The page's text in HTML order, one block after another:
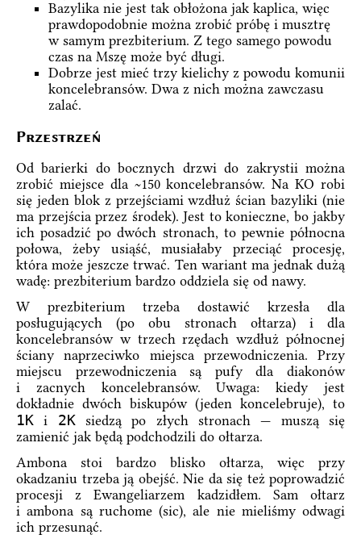
Bazylika nie jest tak obłożona jak kaplica, więc
prawdopodobnie można zrobić próbę i musztrę
w samym prezbiterium. Z tego samego powodu
czas na Mszę może być długi.
Dobrze jest mieć trzy kielichy z powodu komunii
koncelebransów. Dwa z nich można zawczasu
zalać.
Przestrzeń
Od barierki do bocznych drzwi do zakrystii można
zrobić miejsce dla ~150 koncelebransów. Na KO robi
się jeden blok z przejściami wzdłuż ścian bazyliki (nie
ma przejścia przez środek). Jest to konieczne, bo jakby
ich posadzić po dwóch stronach, to pewnie północna
połowa, żeby usiąść, musiałaby przeciąć procesję,
która może jeszcze trwać. Ten wariant ma jednak dużą
wadę: prezbiterium bardzo oddziela się od nawy.
W prezbiterium trzeba dostawić krzesła dla
posługujących (po obu stronach ołtarza) i dla
koncelebransów w trzech rzędach wzdłuż północnej
ściany naprzeciwko miejsca przewodniczenia. Przy
miejscu przewodniczenia są pufy dla diakonów
i zacnych koncelebransów. Uwaga: kiedy jest
dokładnie dwóch biskupów (jeden koncelebruje), to
1K i 2Ksiedzą po złych stronach — muszą się
zamienić jak będą podchodzili do ołtarza.
Ambona stoi bardzo blisko ołtarza, więc przy
okadzaniu trzeba ją obejść. Nie da się też poprowadzić
procesji z Ewangeliarzem kadzidłem. Sam ołtarz
i ambona są ruchome (sic), ale nie mieliśmy odwagi
ich przesunąć.